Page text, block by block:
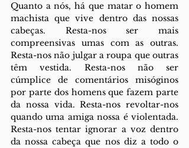
Quanto a nós, há que matar o homem
machista que vive dentro das nossas
cabeças. Resta-nos ser mais
compreensivas umas com as outras.
Resta-nos não julgar a roupa que outras
têm vestida. Resta-nos não ser
cúmplice de comentários misóginos
por parte dos homens que fazem parte
da nossa vida. Resta-nos revoltar-nos
quando uma amiga nossa é violentada.
Resta-nos tentar ignorar a voz dentro
da nossa cabeça que nos diz a todo o